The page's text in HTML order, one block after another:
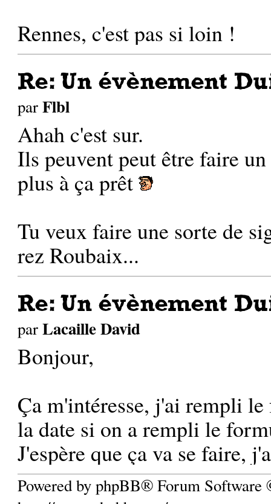
Rennes, c'est pas si loin !
Re: Un évènement
parFlbl
Ahah c'est sur.
Ils peuvent peut être faire
plus à ça prêt
Tu veux faire une sorte de
rez Roubaix...
Re: Un évènement
parLacaille David
Bonjour,
Ça m'intéresse, j'ai rempli
la date si on a rempli le
J'espère que ça va se faire,
Powered by phpBB® Forum